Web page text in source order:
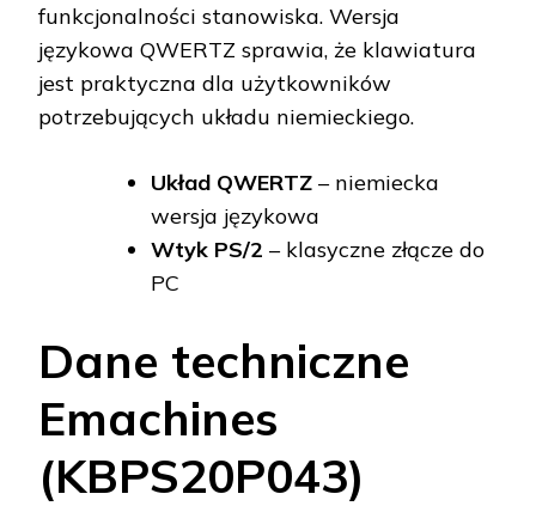
funkcjonalności stanowiska. Wersja
językowa QWERTZ sprawia, że klawiatura
jest praktyczna dla użytkowników
potrzebujących układu niemieckiego.
Układ QWERTZ – niemiecka
wersja językowa
Wtyk PS/2 – klasyczne złącze do
PC
Dane techniczne
Emachines
(KBPS20P043)